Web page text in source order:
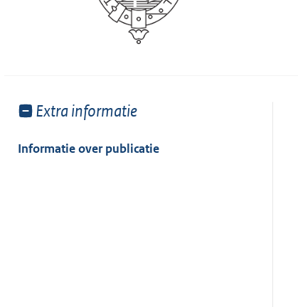
Toon
van:
Extra informatie
Informatie over publicatie